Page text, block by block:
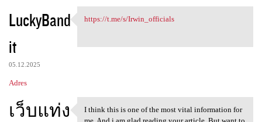
LuckyBand
it
05.12.2025
Adres
https://t.me/s/Irwin
https://t.me/s/Irwin_officials
เว็บแท่ง I think this is one of the
I think this is one of the most vital information for